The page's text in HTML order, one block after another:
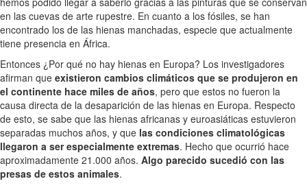
en las cuevas de arte rupestre. En cuanto a los fósiles, se han
encontrado los de las hienas manchadas, especie que actualmente
tiene presencia en África.
Entonces ¿Por qué no hay hienas en Europa? Los investigadores
afirman que existieron cambios climáticos que se produjeron en
el continente hace miles de años, pero que estos no fueron la
causa directa de la desaparición de las hienas en Europa. Respecto
de esto, se sabe que las hienas africanas y euroasiáticas estuvieron
separadas muchos años, y que las condiciones climatológicas
llegaron a ser especialmente extremas. Hecho que ocurrió hace
aproximadamente 21.000 años. Algo parecido sucedió con las
presas de estos animales.